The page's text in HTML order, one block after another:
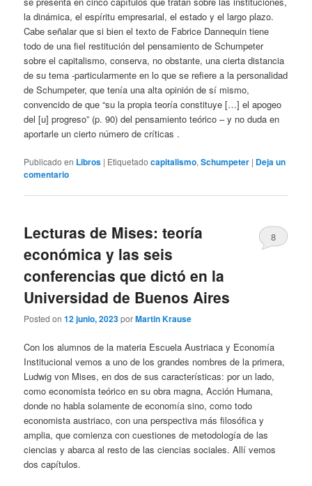
la dinámica, el espíritu empresarial, el estado y el largo plazo.
Cabe señalar que si bien el texto de Fabrice Dannequin tiene
todo de una fiel restitución del pensamiento de Schumpeter
sobre el capitalismo, conserva, no obstante, una cierta distancia
de su tema -particularmente en lo que se refiere a la personalidad
de Schumpeter, que tenía una alta opinión de sí mismo,
convencido de que “su la propia teoría constituye […] el apogeo
del [u] progreso” (p. 90) del pensamiento teórico – y no duda en
aportarle un cierto número de críticas .
Publicado en Libros | Etiquetado capitalismo,Schumpeter | Deja un
comentario
Lecturas de Mises: teoría
económica y las seis
conferencias que dictó en la
Universidad de Buenos Aires
Posted on12 junio, 2023porMartin Krause
8
Con los alumnos de la materia Escuela Austriaca y Economía
Institucional vemos a uno de los grandes nombres de la primera,
Ludwig von Mises, en dos de sus características: por un lado,
como economista teórico en su obra magna, Acción Humana,
donde no habla solamente de economía sino, como todo
economista austriaco, con una perspectiva más filosófica y
amplia, que comienza con cuestiones de metodología de las
ciencias y abarca al resto de las ciencias sociales. Allí vemos
dos capítulos.